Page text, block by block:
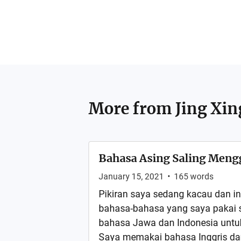
More from Jing
Bahasa Asing Saling
January 15, 2021 • 165words
Pikiran saya sedang kacau dan
bahasa-bahasa yang saya pakai
bahasa Jawa dan Indonesia
Saya memakai bahasa Inggris